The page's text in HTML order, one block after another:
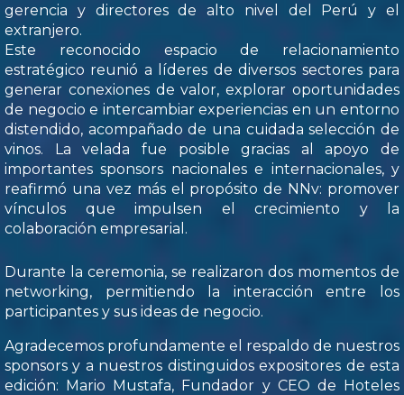
gerencia y directores de alto nivel del Perú y el
extranjero.
Este reconocido espacio de relacionamiento
estratégico reunió a líderes de diversos sectores para
generar conexiones de valor, explorar oportunidades
de negocio e intercambiar experiencias en un entorno
distendido, acompañado de una cuidada selección de
vinos. La velada fue posible gracias al apoyo de
importantes sponsors nacionales e internacionales, y
reafirmó una vez más el propósito de NNv: promover
vínculos que impulsen el crecimiento y la
colaboración empresarial.
Durante la ceremonia, se realizaron dos momentos de
networking, permitiendo la interacción entre los
participantes y sus ideas de negocio.
Agradecemos profundamente el respaldo de nuestros
sponsors y a nuestros distinguidos expositores de esta
edición: Mario Mustafa, Fundador y CEO de Hoteles